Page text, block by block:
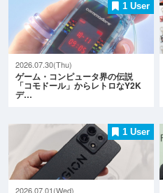
1 User
2026.07.30(Thu)
ゲーム・コンピュータ界の伝説
「コモドール」からレトロなY2K
デ…
1 User
2026.07.01(Wed)